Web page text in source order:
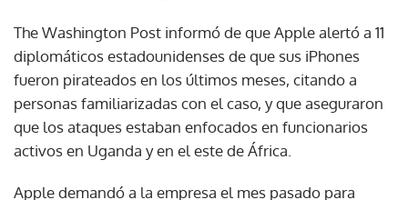
The Washington Post informó de que Apple alertó a 11
diplomáticos estadounidenses de que sus iPhones
fueron pirateados en los últimos meses, citando a
personas familiarizadas con el caso, y que aseguraron
que los ataques estaban enfocados en funcionarios
activos en Uganda y en el este de África.
Apple demandó a la empresa el mes pasado para